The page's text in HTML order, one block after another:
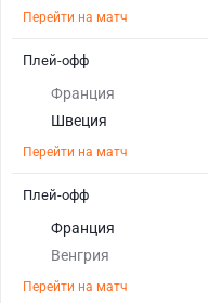
Перейти на матч
Франция
Швеция
Перейти на матч
Плей-офф
Франция
Венгрия
Перейти на матч
Плей-офф